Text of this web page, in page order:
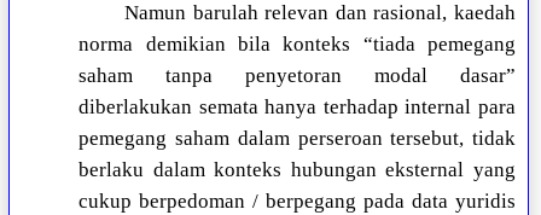
Namun barulah relevan dan rasional, kaedah
norma demikian bila konteks “tiada pemegang
saham tanpa penyetoran modal dasar”
diberlakukan semata hanya terhadap internal para
pemegang saham dalam perseroan tersebut, tidak
berlaku dalam konteks hubungan eksternal yang
cukup berpedoman / berpegang pada data yuridis